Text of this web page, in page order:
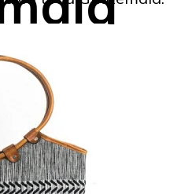
Juárez